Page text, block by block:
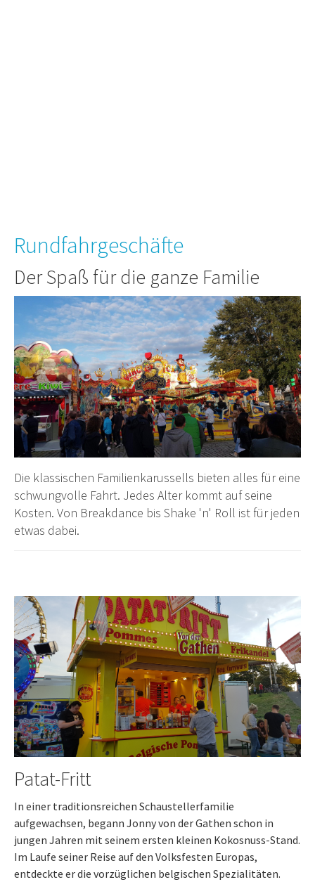
Rundfahrgeschäfte
Der Spaß für die ganze Familie
Die klassischen Familienkarussells bieten alles für eine
schwungvolle Fahrt. Jedes Alter kommt auf seine
Kosten. Von Breakdance bis Shake 'n' Roll ist für jeden
etwas dabei.
Patat-Fritt
In einer traditionsreichen Schaustellerfamilie
aufgewachsen, begann Jonny von der Gathen schon in
jungen Jahren mit seinem ersten kleinen Kokosnuss-Stand.
Im Laufe seiner Reise auf den Volksfesten Europas,
entdeckte er die vorzüglichen belgischen Spezialitäten.